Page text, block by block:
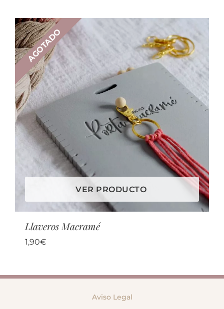
AGOTADO
VER PRODUCTO
Llaveros Macramé
1,90€
Aviso Legal